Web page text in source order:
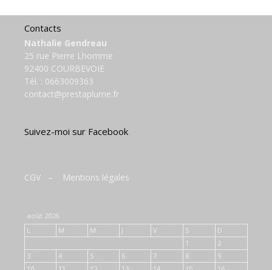
Contacts
Nathalie Gendreau
25 rue Pierre Lhomme
92400 COURBEVOIE
Tél. : 0663009363
contact@prestaplume.fr
Suivez-moi sur Facebook
CGV – Mentions légales
août 2026
L
M M J V S
D
1
2
3
4 5 6 7 8
9